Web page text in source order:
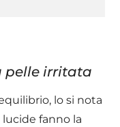
pelle irritata
lo si nota
fanno la